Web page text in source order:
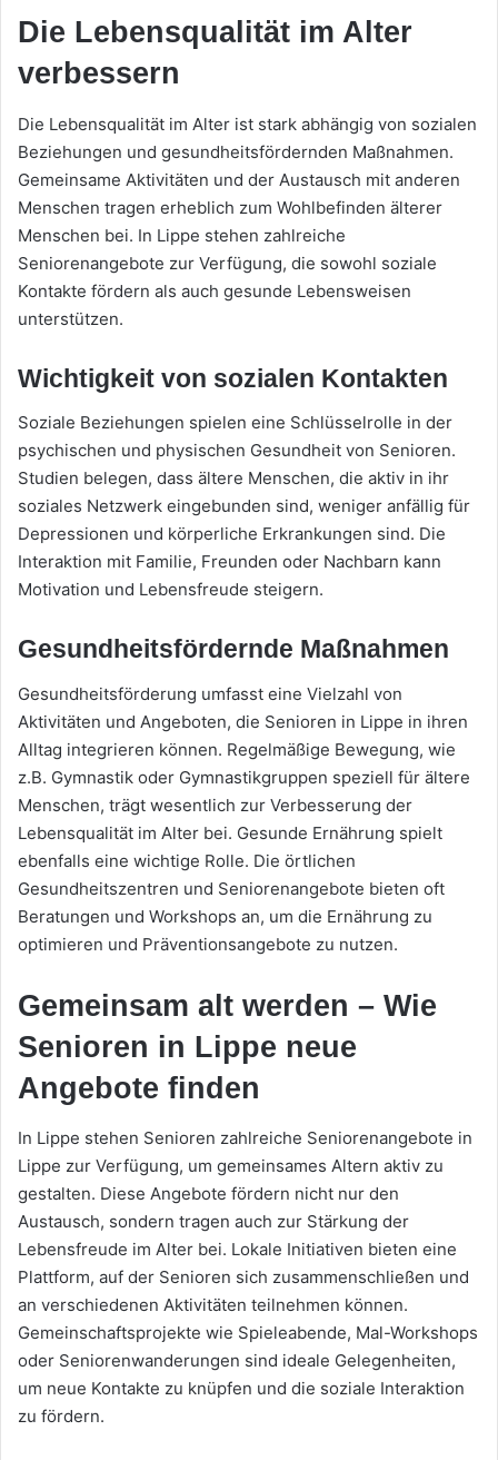
Die Lebensqualität im Alter
verbessern
Die Lebensqualität im Alter ist stark abhängig von sozialen
Beziehungen und gesundheitsfördernden Maßnahmen.
Gemeinsame Aktivitäten und der Austausch mit anderen
Menschen tragen erheblich zum Wohlbefinden älterer
Menschen bei. In Lippe stehen zahlreiche
Seniorenangebote zur Verfügung, die sowohl soziale
Kontakte fördern als auch gesunde Lebensweisen
unterstützen.
Wichtigkeit von sozialen Kontakten
Soziale Beziehungen spielen eine Schlüsselrolle in der
psychischen und physischen Gesundheit von Senioren.
Studien belegen, dass ältere Menschen, die aktiv in ihr
soziales Netzwerk eingebunden sind, weniger anfällig für
Depressionen und körperliche Erkrankungen sind. Die
Interaktion mit Familie, Freunden oder Nachbarn kann
Motivation und Lebensfreude steigern.
Gesundheitsfördernde Maßnahmen
Gesundheitsförderung umfasst eine Vielzahl von
Aktivitäten und Angeboten, die Senioren in Lippe in ihren
Alltag integrieren können. Regelmäßige Bewegung, wie
z.B. Gymnastik oder Gymnastikgruppen speziell für ältere
Menschen, trägt wesentlich zur Verbesserung der
Lebensqualität im Alter bei. Gesunde Ernährung spielt
ebenfalls eine wichtige Rolle. Die örtlichen
Gesundheitszentren und Seniorenangebote bieten oft
Beratungen und Workshops an, um die Ernährung zu
optimieren und Präventionsangebote zu nutzen.
Gemeinsam alt werden – Wie
Senioren in Lippe neue
Angebote finden
In Lippe stehen Senioren zahlreiche Seniorenangebote in
Lippe zur Verfügung, um gemeinsames Altern aktiv zu
gestalten. Diese Angebote fördern nicht nur den
Austausch, sondern tragen auch zur Stärkung der
Lebensfreude im Alter bei. Lokale Initiativen bieten eine
Plattform, auf der Senioren sich zusammenschließen und
an verschiedenen Aktivitäten teilnehmen können.
Gemeinschaftsprojekte wie Spieleabende, Mal-Workshops
oder Seniorenwanderungen sind ideale Gelegenheiten,
um neue Kontakte zu knüpfen und die soziale Interaktion
zu fördern.